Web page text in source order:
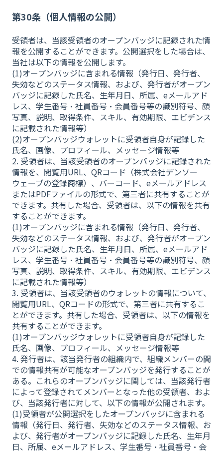
第30条（個人情報の公開）
受領者は、当該受領者のオープンバッジに記録された情
報を公開することができます。公開選択をした場合は、
当社は以下の情報を公開します。
(1)オープンバッジに含まれる情報（発行日、発行者、
失効などのステータス情報、および、発行者がオープン
バッジに記録した氏名、生年月日、所属、eメールアド
レス、学生番号・社員番号・会員番号等の識別符号、顔
写真、説明、取得条件、スキル、有効期限、エビデンス
に記載された情報等）
(2)オープンバッジウォレットに受領者自身が記録した
氏名、画像、プロフィール、メッセージ情報等
2. 受領者は、当該受領者のオープンバッジに記録された
情報を、閲覧用URL、QRコード（株式会社デンソー
ウェーブの登録商標）、バーコード、eメールアドレス
またはPDFファイルの形式で、第三者に共有することが
できます。共有した場合、受領者は、以下の情報を共有
することができます。
(1)オープンバッジに含まれる情報（発行日、発行者、
失効などのステータス情報、および、発行者がオープン
バッジに記録した氏名、生年月日、所属、eメールアド
レス、学生番号・社員番号・会員番号等の識別符号、顔
写真、説明、取得条件、スキル、有効期限、エビデンス
に記載された情報等）
3. 受領者は、当該受領者のウォレットの情報について、
閲覧用URL、QRコードの形式で、第三者に共有するこ
とができます。共有した場合、受領者は、以下の情報を
共有することができます。
(1)オープンバッジウォレットに受領者自身が記録した
氏名、画像、プロフィール、メッセージ情報等
4. 発行者は、該当発行者の組織内で、組織メンバーの間
での情報共有が可能なオープンバッジを発行することが
ある。これらのオープンバッジに関しては、当該発行者
によって登録されてメンバーとなった他の受領者、およ
び、当該発行者に対して、以下の情報が公開されます。
(1)受領者が公開選択をしたオープンバッジに含まれる
情報（発行日、発行者、失効などのステータス情報、お
よび、発行者がオープンバッジに記録した氏名、生年月
日、所属、eメールアドレス、学生番号・社員番号・会